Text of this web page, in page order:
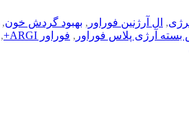
, ال آرژنین فوراور , بهبود گردش خون,
آرژی پلاس فوراور , فوراور ARGI+ ,